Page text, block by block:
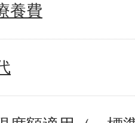
養費